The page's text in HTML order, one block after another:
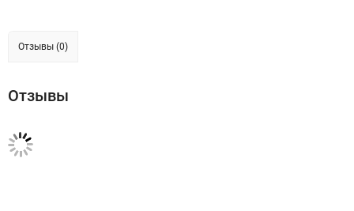
Отзывы (0)
Отзывы